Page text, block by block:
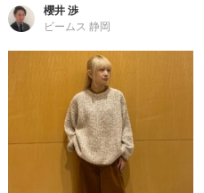
櫻井 渉
ビームス 静岡